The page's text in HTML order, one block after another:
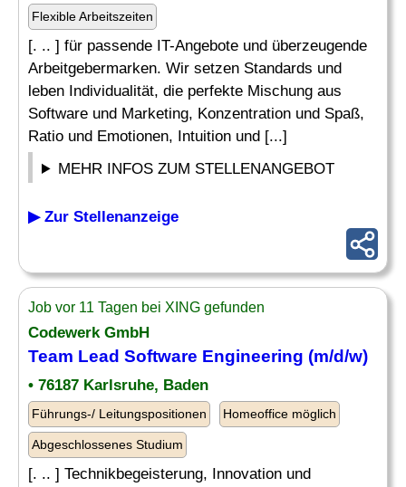
Flexible Arbeitszeiten
[. .. ] für passende IT-Angebote und überzeugende
Arbeitgebermarken. Wir setzen Standards und
leben Individualität, die perfekte Mischung aus
Software und Marketing, Konzentration und Spaß,
Ratio und Emotionen, Intuition und [...]
MEHR INFOS ZUM STELLENANGEBOT
▶ Zur Stellenanzeige
Job vor 11 Tagen bei XING gefunden
Codewerk GmbH
Team Lead Software Engineering (m/d/w)
• 76187 Karlsruhe, Baden
Führungs-/ Leitungspositionen Homeoffice möglich
Abgeschlossenes Studium
[. .. ] Technikbegeisterung, Innovation und